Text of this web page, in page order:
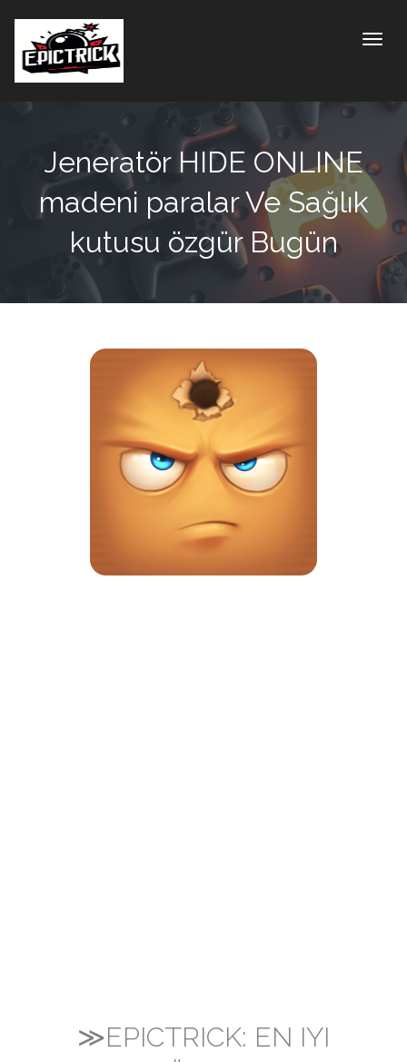
Jeneratör HIDE ONLINE
madeni paralar Ve Sağlık
kutusu özgür Bugün
≫EPICTRICK: EN IYI